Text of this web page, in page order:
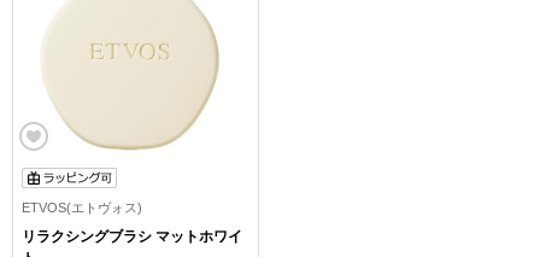
ETVOS(エトヴォス)
リラクシングブラシ マットホワイ